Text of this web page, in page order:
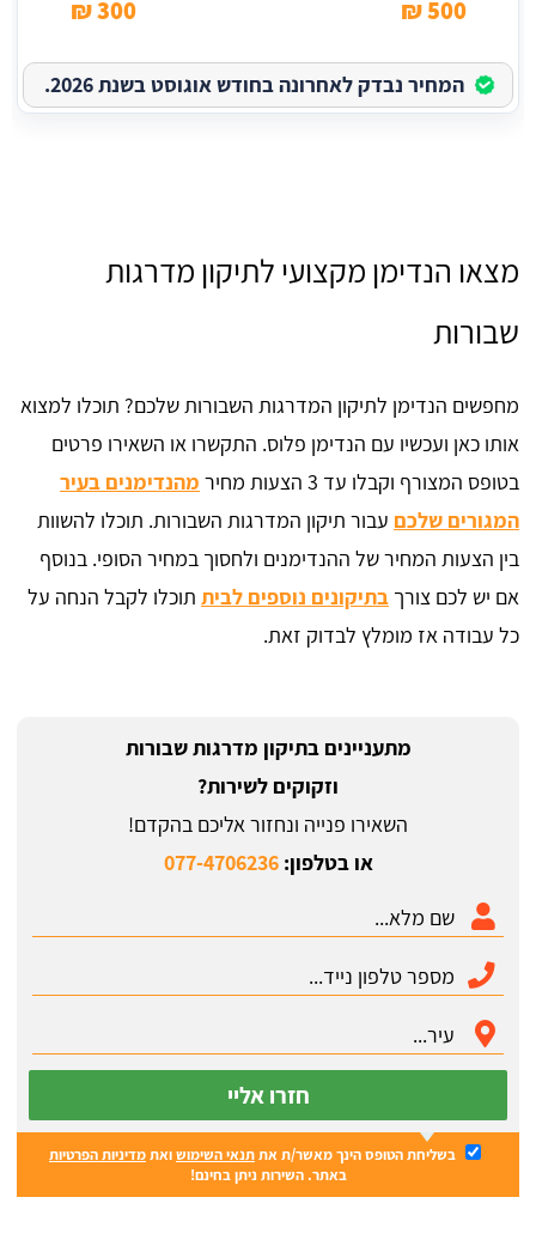
500 ₪
300 ₪
המחיר נבדק לאחרונה בחודש אוגוסט בשנת 2026.
מצאו הנדימן מקצועי לתיקון מדרגות
שבורות
מחפשים הנדימן לתיקון המדרגות השבורות שלכם? תוכלו למצוא
אותו כאן ועכשיו עם הנדימן פלוס. התקשרו או השאירו פרטים
בטופס המצורף וקבלו עד 3 הצעות מחיר
מהנדימנים בעיר
המגורים שלכם עבור תיקון המדרגות השבורות. תוכלו להשוות
בין הצעות המחיר של ההנדימנים ולחסוך במחיר הסופי. בנוסף
אם יש לכם צורך בתיקונים נוספים לבית תוכלו לקבל הנחה על
כל עבודה אז מומלץ לבדוק זאת.
מתעניינים בתיקון מדרגות שבורות
וזקוקים לשירות?
השאירו פנייה ונחזור אליכם בהקדם!
או בטלפון:077-4706236
חזרו אליי
בשליחת הטופס הינך מאשר/ת אתתנאי השימושואתמדיניות הפרטיות
באתר. השירות ניתן בחינם!